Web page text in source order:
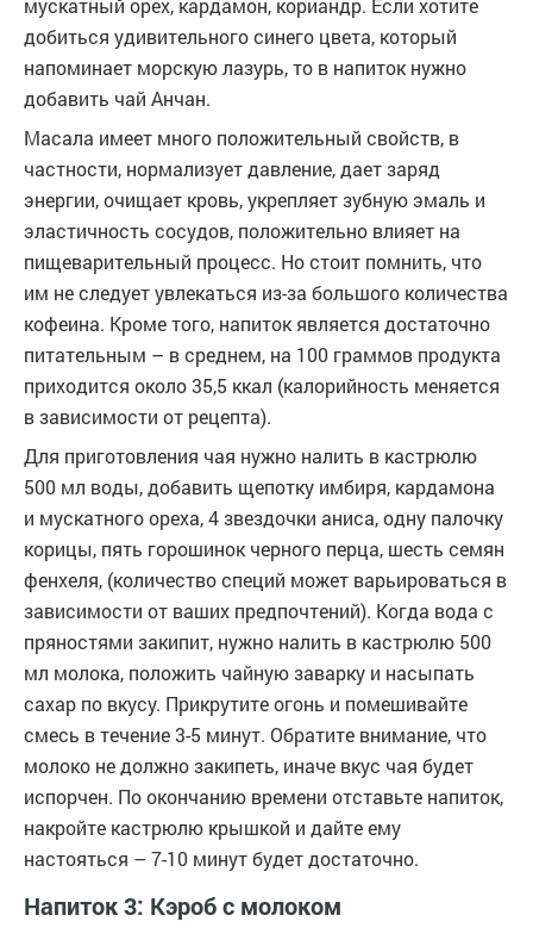
мускатный орех, кардамон, кориандр. Если хотите
добиться удивительного синего цвета, который
напоминает морскую лазурь, то в напиток нужно
добавить чай Анчан.
Масала имеет много положительный свойств, в
частности, нормализует давление, дает заряд
энергии, очищает кровь, укрепляет зубную эмаль и
эластичность сосудов, положительно влияет на
пищеварительный процесс. Но стоит помнить, что
им не следует увлекаться из-за большого количества
кофеина. Кроме того, напиток является достаточно
питательным – в среднем, на 100 граммов продукта
приходится около 35,5 ккал (калорийность меняется
в зависимости от рецепта).
Для приготовления чая нужно налить в кастрюлю
500 мл воды, добавить щепотку имбиря, кардамона
и мускатного ореха, 4 звездочки аниса, одну палочку
корицы, пять горошинок черного перца, шесть семян
фенхеля, (количество специй может варьироваться в
зависимости от ваших предпочтений). Когда вода с
пряностями закипит, нужно налить в кастрюлю 500
мл молока, положить чайную заварку и насыпать
сахар по вкусу. Прикрутите огонь и помешивайте
смесь в течение 3-5 минут. Обратите внимание, что
молоко не должно закипеть, иначе вкус чая будет
испорчен. По окончанию времени отставьте напиток,
накройте кастрюлю крышкой и дайте ему
настояться – 7-10 минут будет достаточно.
Напиток 3: Кэроб с молоком